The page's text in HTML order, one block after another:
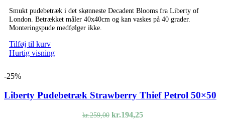
pris
var:
pris
er:
Smukt pudebetræk i det skønneste Decadent Blooms fra Liberty of
London. Betrækket måler 40x40cm og kan vaskes på 40 grader.
Monteringspude medfølger ikke.
Tilføj til kurv
Hurtig visning
-25%
Liberty Pudebetræk Strawberry Thief Petrol 50×50
kr.259,00 Den
kr.194,25Den